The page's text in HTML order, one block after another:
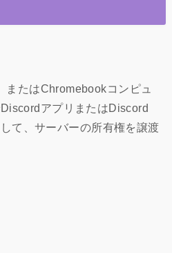
たはChromebookコンピュ
アプリまたはDiscord
て、サーバーの所有権を譲渡